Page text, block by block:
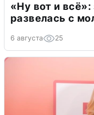
«Ну вот и
развелась с
6 августа 25